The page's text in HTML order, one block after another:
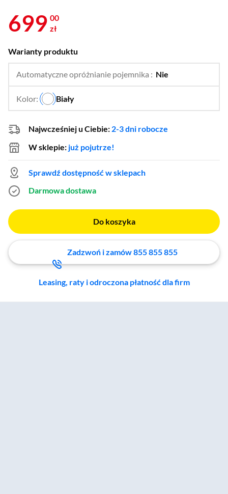
699 00
zł
Warianty produktu
Automatyczne opróżnianie pojemnika : Nie
Kolor: Biały
…
Najwcześniej u Ciebie: 2-3 dni robocze
W sklepie: już pojutrze!
Sprawdź dostępność w sklepach
Darmowa dostawa
Do koszyka
Zadzwoń i zamów 855 855 855
Leasing, raty i odroczona płatność dla firm